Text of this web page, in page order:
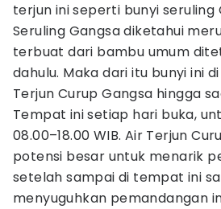
terjun ini seperti bunyi seruling
Seruling Gangsa diketahui
terbuat dari bambu umum
dahulu. Maka dari itu bunyi ini
Terjun Curup Gangsa hingga
Tempat ini setiap hari buka,
08.00–18.00 WIB. Air Terjun
potensi besar untuk menarik
setelah sampai di tempat ini
menyuguhkan pemandangan